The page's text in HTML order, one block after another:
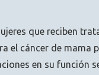
que reciben
el cáncer de mama
en su función